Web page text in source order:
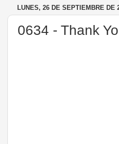
LUNES, 26 DE SEPTIEMBRE DE
0634 - Thank